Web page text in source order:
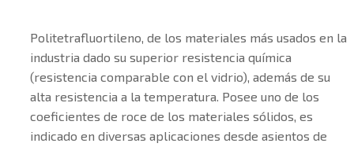
Politetrafluortileno, de los materiales más usados en la
industria dado su superior resistencia química
(resistencia comparable con el vidrio), además de su
alta resistencia a la temperatura. Posee uno de los
coeficientes de roce de los materiales sólidos, es
indicado en diversas aplicaciones desde asientos de